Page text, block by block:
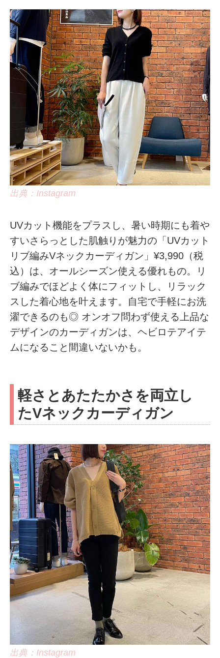
出典：Instagram
UVカット機能をプラスし、暑い時期にも着や
すいさらっとした肌触りが魅力の「UVカット
リブ編みVネックカーディガン」¥3,990（税
込）は、オールシーズン使える優れもの。リ
ブ編みでほどよく体にフィットし、リラック
スした着心地を叶えます。自宅で手軽にお洗
濯できるのも◎ オンオフ問わず使える上品な
デザインのカーディガンは、ヘビロテアイテ
ムになること間違いないかも。
軽さとあたたかさを両立し
たVネックカーディガン
出典：Instagram